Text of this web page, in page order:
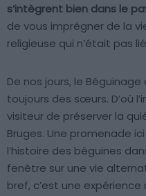
s’intègrent bien dans le
de vous imprégner de la
religieuse qui n’était pas
De nos jours, le
toujours des sœurs. D’où
visiteur de préserver la
Bruges. Une promenade
l’histoire des béguines
fenêtre sur une vie
bref, c’est une